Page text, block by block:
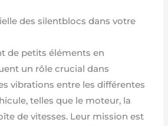
des silentblocs dans votre
de petits éléments en
un rôle crucial dans
vibrations entre les différentes
telles que le moteur, la
de vitesses. Leur mission est